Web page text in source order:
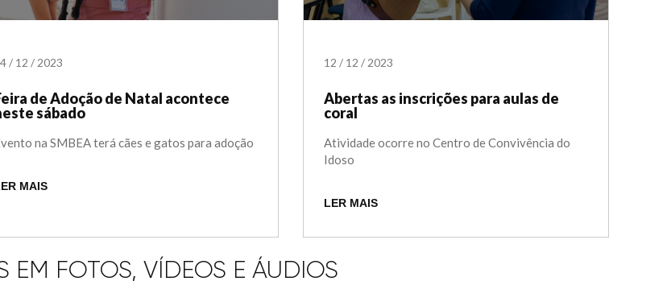
/ 12 / 2023
de Adoção de Natal acontece
sábado
na SMBEA terá cães e gatos para adoção
MAIS
12 / 12 / 2023
Abertas as inscrições para aulas de
coral
Atividade ocorre no Centro de Convivência do
Idoso
LER MAIS
EM FOTOS, VÍDEOS E ÁUDIOS